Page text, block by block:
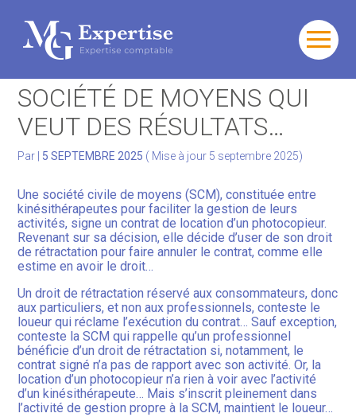
Aller
Gérer votre quotidien
Développer votre activité
Gérer votre patrimoine
Facturation Électronique
C’EST L’HISTOIRE D’UNE
SOCIÉTÉ DE MOYENS QUI
VEUT DES RÉSULTATS…
Par 5 SEPTEMBRE 2025 ( Mise à jour 5 septembre 2025)
Une société civile de moyens (SCM), constituée entre
kinésithérapeutes pour faciliter la gestion de leurs
activités, signe un contrat de location d’un photocopieur.
Revenant sur sa décision, elle décide d’user de son droit
de rétractation pour faire annuler le contrat, comme elle
estime en avoir le droit…
Un droit de rétractation réservé aux consommateurs, donc
aux particuliers, et non aux professionnels, conteste le
loueur qui réclame l’exécution du contrat… Sauf exception,
conteste la SCM qui rappelle qu’un professionnel
bénéficie d’un droit de rétractation si, notamment, le
contrat signé n’a pas de rapport avec son activité. Or, la
location d’un photocopieur n’a rien à voir avec l’activité
d’un kinésithérapeute… Mais s’inscrit pleinement dans
l’activité de gestion propre à la SCM, maintient le loueur…